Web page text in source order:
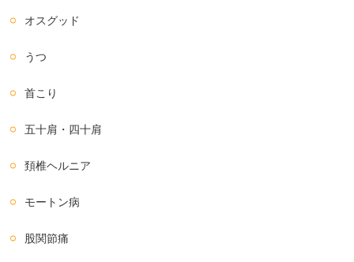
オスグッド
うつ
首こり
五十肩・四十肩
頚椎ヘルニア
モートン病
股関節痛